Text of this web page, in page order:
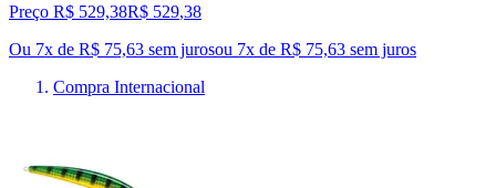
Preço R$ 529,38R$ 529,38
Ou 7x de R$ 75,63 sem jurosou 7x de R$ 75,63 sem juros
Compra Internacional